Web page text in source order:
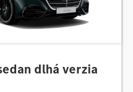
dlhá verzia